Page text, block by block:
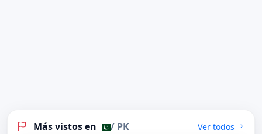
Más vistos en / PK Ver todos